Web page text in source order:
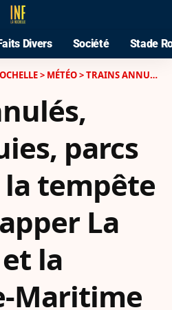
Divers Société Stade
> MÉTÉO>TRAINS ANNULÉS, FORTES PLUIES, PARCS FERMÉS… LA TEMPÊTE NILS VA FRAPPER LA ROCHELLE ET LA CHARENTE-MARITIME CETTE NUIT
parcs
tempête
La
la
Maritime